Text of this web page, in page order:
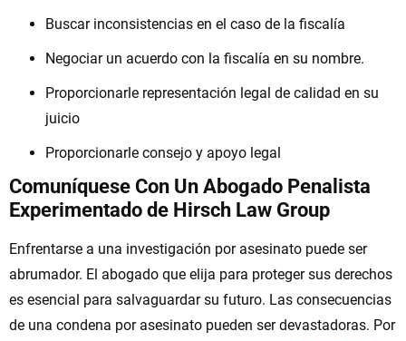
Buscar inconsistencias en el caso de la fiscalía
Negociar un acuerdo con la fiscalía en su nombre.
Proporcionarle representación legal de calidad en su
juicio
Proporcionarle consejo y apoyo legal
Comuníquese Con Un Abogado Penalista
Experimentado de Hirsch Law Group
Enfrentarse a una investigación por asesinato puede ser
abrumador. El abogado que elija para proteger sus derechos
es esencial para salvaguardar su futuro. Las consecuencias
de una condena por asesinato pueden ser devastadoras. Por